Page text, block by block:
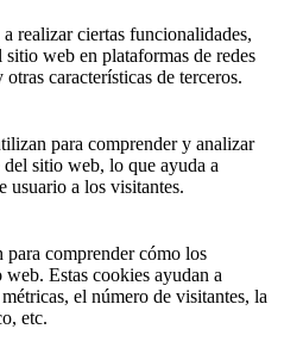
realizar ciertas funcionalidades,
web en plataformas de redes
características de terceros.
para comprender y analizar
sitio web, lo que ayuda a
usuario a los visitantes.
comprender cómo los
Estas cookies ayudan a
el número de visitantes, la
etc.